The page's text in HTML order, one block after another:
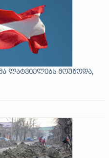
ლატვიელებს მოუწოდა,